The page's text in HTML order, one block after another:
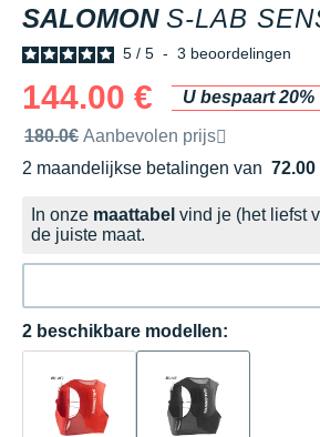
SALOMON S-LAB
5 / 5 - 3 beoordelingen
144.00 €
U bespaart 20%
Door het merk aanbevolen
180.0€ Aanbevolen prijs
2 maandelijkse betalingen van 72.00
zonder kosten
In onze maattabel vind je (het liefst
de juiste maat.
2 beschikbare modellen: